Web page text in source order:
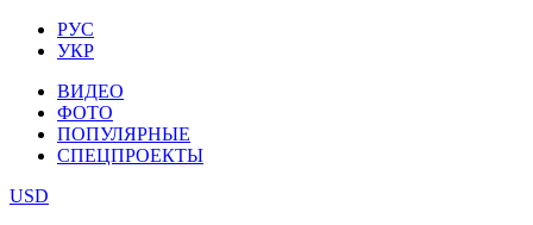
РУС
УКР
ВИДЕО
ФОТО
ПОПУЛЯРНЫЕ
СПЕЦПРОЕКТЫ
USD